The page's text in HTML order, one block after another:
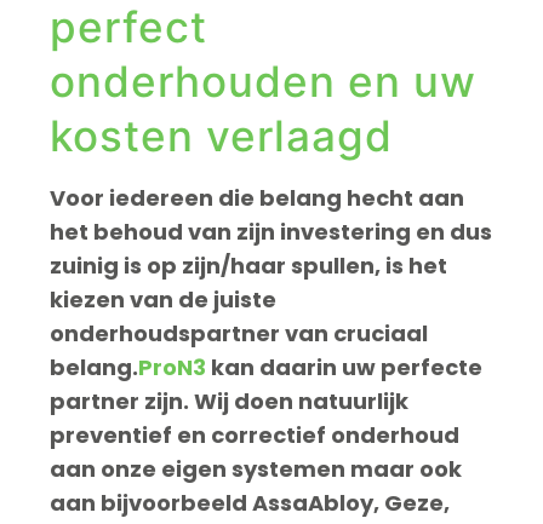
perfect
onderhouden en uw
kosten verlaagd
Voor iedereen die belang hecht aan
het behoud van zijn investering en dus
zuinig is op zijn/haar spullen, is het
kiezen van de juiste
onderhoudspartner van cruciaal
belang.ProN3 kan daarin uw perfecte
partner zijn. Wij doen natuurlijk
preventief en correctief onderhoud
aan onze eigen systemen maar ook
aan bijvoorbeeld AssaAbloy, Geze,